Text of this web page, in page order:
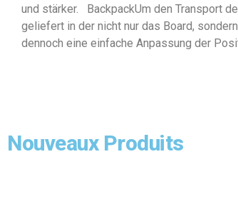
und stärker. BackpackUm den Transport
geliefert in der nicht nur das Board,
dennoch eine einfache Anpassung der
Nouveaux Produits